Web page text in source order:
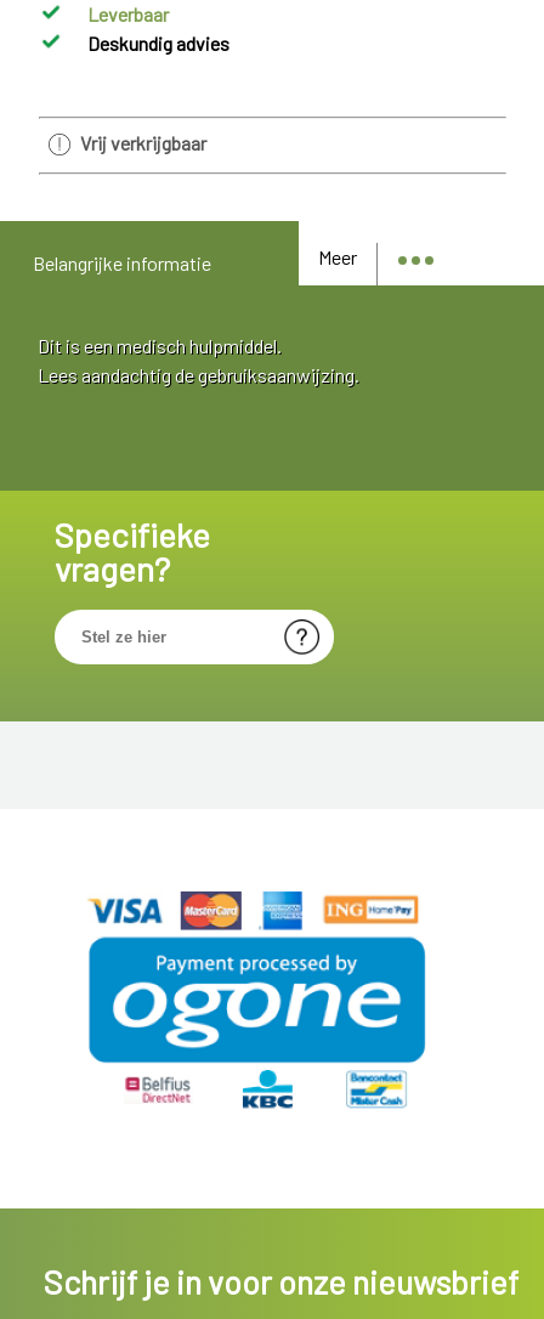
Leverbaar
Deskundig advies
Vrij verkrijgbaar
Meer
Belangrijke informatie
Dit is een medisch hulpmiddel.
Lees aandachtig de gebruiksaanwijzing.
Specifieke
vragen?
Schrijf je in voor onze nieuwsbrief